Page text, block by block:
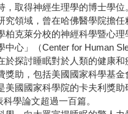
，取得神經生理學的博士學位
究領域，曾在哈佛醫學院擔任
柏克萊分校的神經科學暨心理
中心」（Center for Human
於探討睡眠對於人類的健康
獎助，包括美國國家科學基
美國國家科學院的卡夫利獎助
學論文超過一百篇。